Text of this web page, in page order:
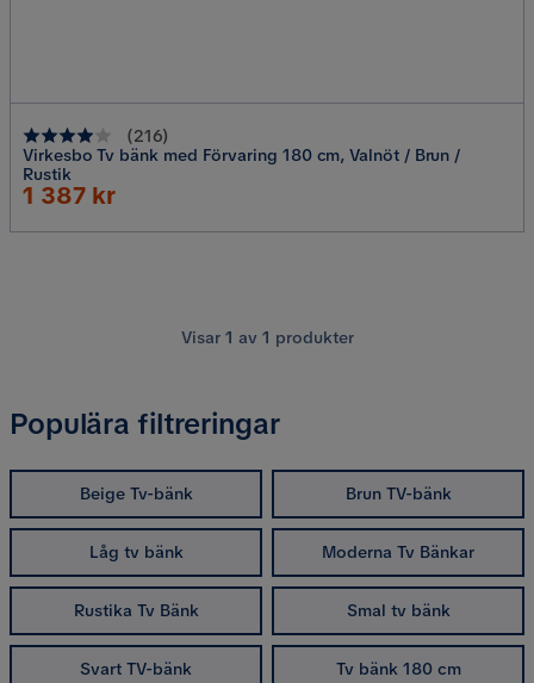
(216)
Virkesbo Tv bänk med Förvaring 180 cm, Valnöt / Brun /
Rustik
Rabatterat
1 387 kr
Visar 1 av 1 produkter
Populära filtreringar
Beige Tv-bänk Brun TV-bänk
Låg tv bänk Moderna Tv Bänkar
Rustika Tv Bänk Smal tv bänk
Svart TV-bänk Tv bänk 180 cm